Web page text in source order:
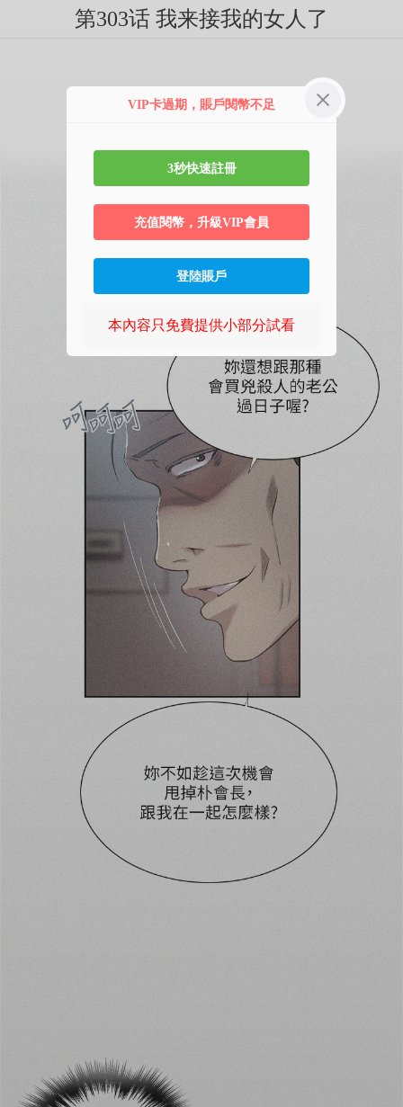
第303话 我来接我的女人了
VIP卡過期，賬戶閱幣不足
3秒快速註冊
充值閱幣，升級VIP會員
登陸賬戶
本內容只免費提供小部分試看